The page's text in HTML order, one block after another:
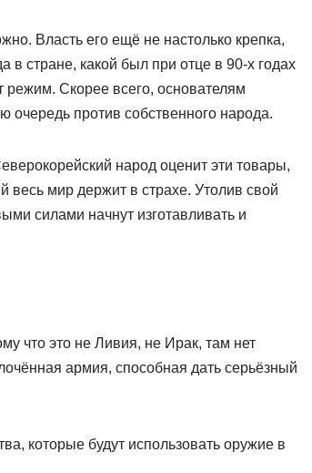
Власть его ещё не настолько крепка,
в стране, какой был при отце в 90-х годах
режим. Скорее всего, основателям
очередь против собственного народа.
народ оценит эти товары,
весь мир держит в страхе. Утолив свой
силами начнут изготавливать и
что это не Ливия, не Ирак, там нет
армия, способная дать серьёзный
которые будут использовать оружие в